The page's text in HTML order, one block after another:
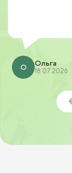
О Ольга
18.07.2026